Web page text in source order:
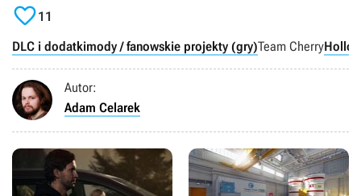
11
DLC i dodatkimody / fanowskie projekty (gry)Team Cherry
Autor:
Adam Celarek